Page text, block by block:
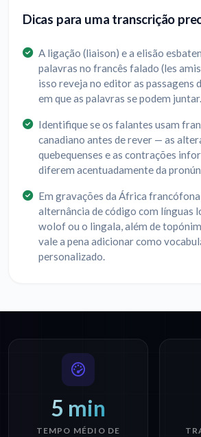
Dicas para uma transcrição
A ligação (liaison) e a elisão
palavras no francês falado (les
isso reveja no editor as passagens
em que as palavras se podem juntar.
Identifique se os falantes usam
canadiano antes de rever — as
quebequenses e as contrações
diferem acentuadamente da
Em gravações da África
alternância de código com línguas
wolof ou o lingala, além de
vale a pena adicionar como
personalizado.
5 min
TEMPO MÉDIO DE